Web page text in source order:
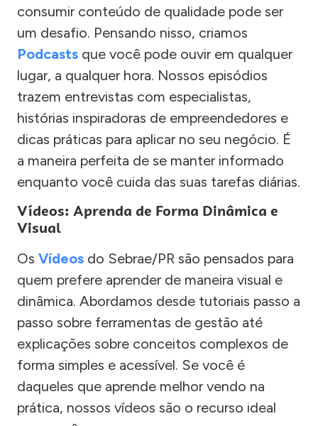
consumir conteúdo de qualidade pode ser
um desafio. Pensando nisso, criamos
Podcasts que você pode ouvir em qualquer
lugar, a qualquer hora. Nossos episódios
trazem entrevistas com especialistas,
histórias inspiradoras de empreendedores e
dicas práticas para aplicar no seu negócio. É
a maneira perfeita de se manter informado
enquanto você cuida das suas tarefas diárias.
Vídeos: Aprenda de Forma Dinâmica e
Visual
Os Vídeos do Sebrae/PR são pensados para
quem prefere aprender de maneira visual e
dinâmica. Abordamos desde tutoriais passo a
passo sobre ferramentas de gestão até
explicações sobre conceitos complexos de
forma simples e acessível. Se você é
daqueles que aprende melhor vendo na
prática, nossos vídeos são o recurso ideal